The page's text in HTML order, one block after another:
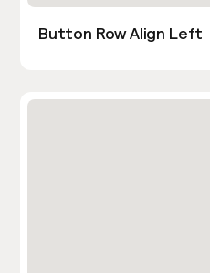
Button Row Align Left